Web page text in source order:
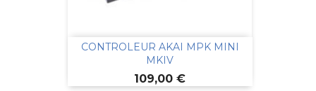
CONTROLEUR AKAI MPK MINI
MKIV
Prix
109,00 €